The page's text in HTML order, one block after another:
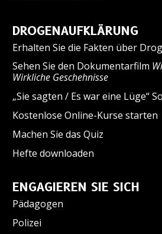
DROGENAUFKLÄRUNG
Erhalten Sie die Fakten über
Sehen Sie den Dokumentarfilm
Wirkliche Geschehnisse
„Sie sagten / Es war eine Lüge“
Kostenlose Online-Kurse starten
Machen Sie das Quiz
Hefte downloaden
ENGAGIEREN SIE SICH
Pädagogen
Polizei